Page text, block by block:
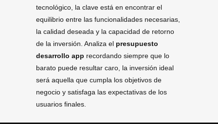
tecnológico, la clave está en encontrar el
equilibrio entre las funcionalidades necesarias,
la calidad deseada y la capacidad de retorno
de la inversión. Analiza el presupuesto
desarrollo app recordando siempre que lo
barato puede resultar caro, la inversión ideal
será aquella que cumpla los objetivos de
negocio y satisfaga las expectativas de los
usuarios finales.